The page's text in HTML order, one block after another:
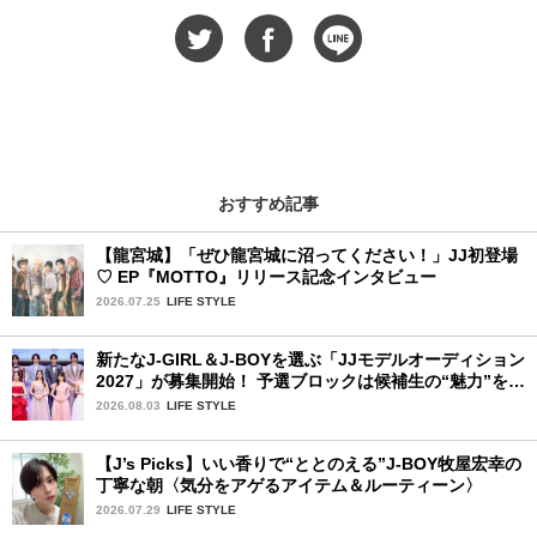
おすすめ記事
【龍宮城】「ぜひ龍宮城に沼ってください！」JJ初登場
♡ EP『MOTTO』リリース記念インタビュー
2026.07.25 LIFE STYLE
新たなJ-GIRL＆J-BOYを選ぶ「JJモデルオーディション
2027」が募集開始！ 予選ブロックは候補生の“魅力”を重
視した「新システム」に変わります
2026.08.03 LIFE STYLE
【J’s Picks】いい香りで“ととのえる”J-BOY牧屋宏幸の
丁寧な朝〈気分をアゲるアイテム＆ルーティーン〉
2026.07.29 LIFE STYLE